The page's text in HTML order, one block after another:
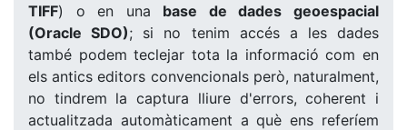
TIFF) o en una base de dades geoespacial
(Oracle SDO); si no tenim accés a les dades
també podem teclejar tota la informació com en
els antics editors convencionals però, naturalment,
no tindrem la captura lliure d'errors, coherent i
actualitzada automàticament a què ens referíem